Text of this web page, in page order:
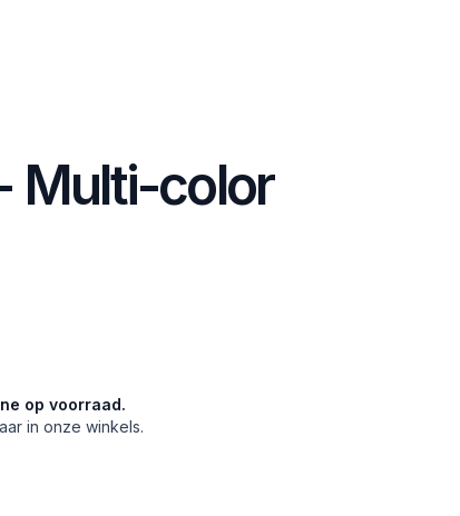
Multi-color
op voorraad.
in onze winkels.